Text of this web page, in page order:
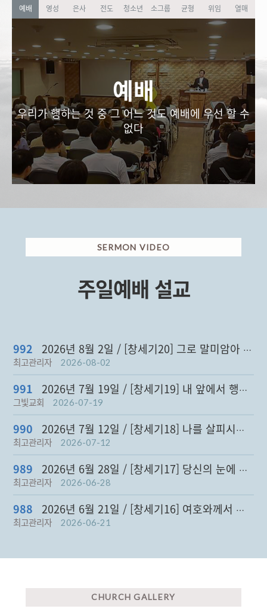
예배 영성 은사 전도 청소년 소그룹 균형 위임 열매
예배
우리가 행하는 것 중 그 어느 것도 예배에 우선 할 수
없다
SERMON VIDEO
주일예배 설교
992 2026년 8월 2일 / [창세기20] 그로 말미암아 복을 받게…
최고관리자 2026-08-02
991 2026년 7월 19일 / [창세기19] 내 앞에서 행하여 완전…
그빛교회 2026-07-19
990 2026년 7월 12일 / [창세기18] 나를 살피시는 하나님 …
최고관리자 2026-07-12
989 2026년 6월 28일 / [창세기17] 당신의 눈에 좋을 대로…
최고관리자 2026-06-28
988 2026년 6월 21일 / [창세기16] 여호와께서 내 출산을 …
최고관리자 2026-06-21
CHURCH GALLERY